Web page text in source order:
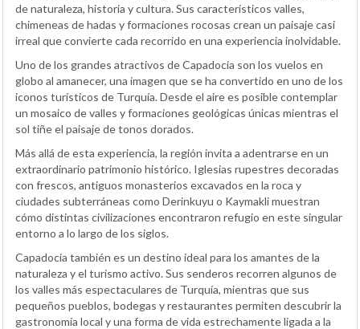
de naturaleza, historia y cultura. Sus característicos valles,
chimeneas de hadas y formaciones rocosas crean un paisaje casi
irreal que convierte cada recorrido en una experiencia inolvidable.
Uno de los grandes atractivos de Capadocia son los vuelos en
globo al amanecer, una imagen que se ha convertido en uno de los
iconos turísticos de Turquía. Desde el aire es posible contemplar
un mosaico de valles y formaciones geológicas únicas mientras el
sol tiñe el paisaje de tonos dorados.
Más allá de esta experiencia, la región invita a adentrarse en un
extraordinario patrimonio histórico. Iglesias rupestres decoradas
con frescos, antiguos monasterios excavados en la roca y
ciudades subterráneas como Derinkuyu o Kaymakli muestran
cómo distintas civilizaciones encontraron refugio en este singular
entorno a lo largo de los siglos.
Capadocia también es un destino ideal para los amantes de la
naturaleza y el turismo activo. Sus senderos recorren algunos de
los valles más espectaculares de Turquía, mientras que sus
pequeños pueblos, bodegas y restaurantes permiten descubrir la
gastronomía local y una forma de vida estrechamente ligada a la